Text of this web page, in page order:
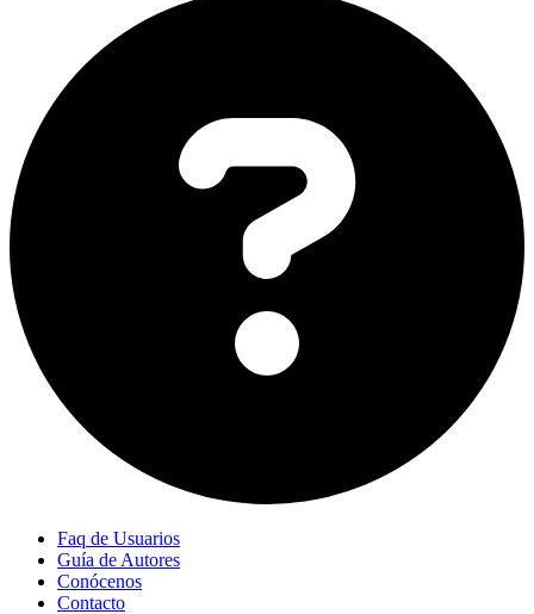
Faq de Usuarios
Guía de Autores
Conócenos
Contacto